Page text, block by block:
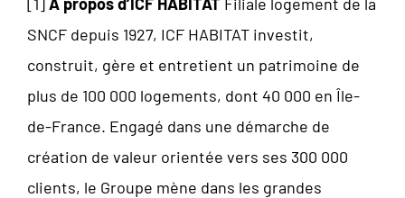
SNCF depuis 1927, ICF HABITAT investit,
construit, gère et entretient un patrimoine de
plus de 100 000 logements, dont 40 000 en Île-
de-France. Engagé dans une démarche de
création de valeur orientée vers ses 300 000
clients, le Groupe mène dans les grandes